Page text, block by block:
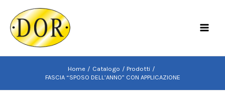
contenuto
Home Catalogo
Prodotti
FASCIA “SPOSO DELL’ANNO” CON APPLICAZIONE